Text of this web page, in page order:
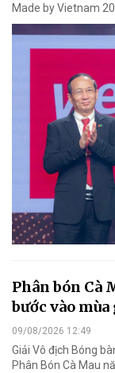
Made by Vietnam
Phân bón Cà
bước vào
09/08/2026 12:49
Giải Vô địch Bóng
Phân Bón Cà Mau